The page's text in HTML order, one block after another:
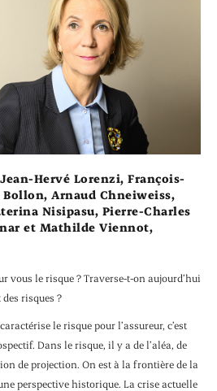
Hervé Lorenzi, François-
Arnaud Chneiweiss,
Nisipasu, Pierre-Charles
et Mathilde Viennot,
vous le risque ? Traverse-t-on aujourd’hui
risques ?
le risque pour l’assureur, c’est
Dans le risque, il y a de l’aléa, de
de projection. On est à la frontière de la
perspective historique. La crise actuelle